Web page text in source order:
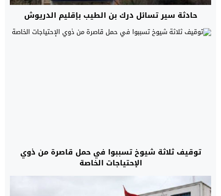
حادثة سير تسائل درك بن الطيب بإقليم الدريوش
توقيف ثلاثة شيوخ تسببوا في حمل قاصرة من ذوي
الإحتياجات الخاصة